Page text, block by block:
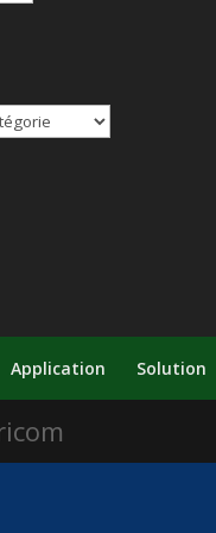
Application Solution